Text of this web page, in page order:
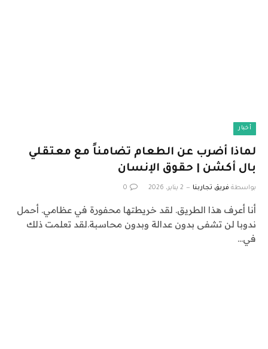
أخبار
لماذا أضرب عن الطعام تضامناً مع معتقلي
بال أكشن | حقوق الإنسان
بواسطة فريق تجاربنا 2 يناير، 2026 0
أنا أعرف هذا الطريق. لقد خريطتها محفورة في عظامي. أحمل
ندوبا لن تشفى بدون عدالة وبدون محاسبة.لقد تعلمت ذلك
في…